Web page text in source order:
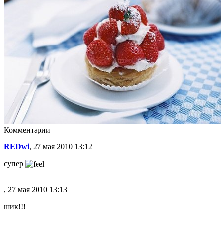
Комментарии
REDwi, 27 мая 2010 13:12
супер
, 27 мая 2010 13:13
шик!!!